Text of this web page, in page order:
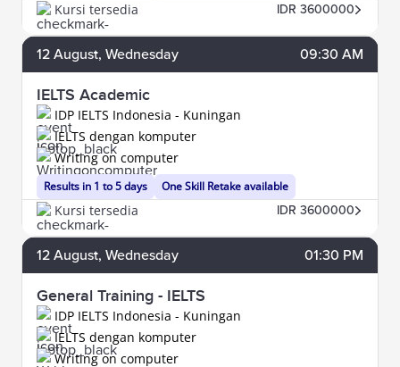
Kursi tersedia IDR 3600000
12 August, Wednesday 09:30 AM
IELTS Academic
IDP IELTS Indonesia - Kuningan
Results in 1 to 5 days
IELTS dengan komputer
Writing on computer
One Skill Retake available
Kursi tersedia IDR 3600000
12 August, Wednesday 01:30 PM
General Training - IELTS
IDP IELTS Indonesia - Kuningan
IELTS dengan komputer
Writing on computer